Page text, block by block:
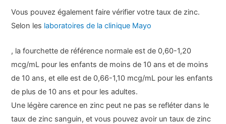
Vous pouvez également faire vérifier votre taux de zinc.
Selon les laboratoires de la clinique Mayo
, la fourchette de référence normale est de 0,60-1,20
mcg/mL pour les enfants de moins de 10 ans et de moins
de 10 ans, et elle est de 0,66-1,10 mcg/mL pour les enfants
de plus de 10 ans et pour les adultes.
Une légère carence en zinc peut ne pas se refléter dans le
taux de zinc sanguin, et vous pouvez avoir un taux de zinc